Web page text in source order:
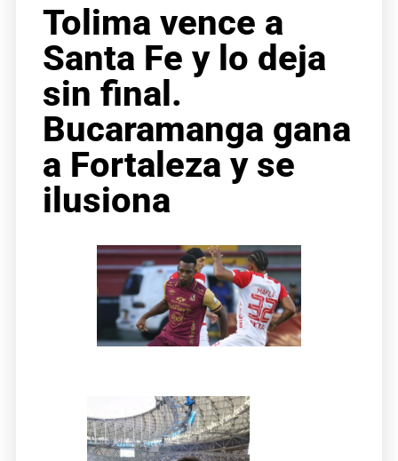
Tolima vence a
Santa Fe y lo deja
sin final.
Bucaramanga gana
a Fortaleza y se
ilusiona